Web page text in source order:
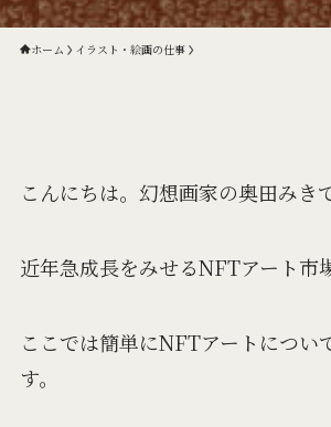
ホーム イラスト・絵画の仕事
こんにちは。幻想画家の奥田みきで
近年急成長をみせるNFTアート市
ここでは簡単にNFTアートについ
す。